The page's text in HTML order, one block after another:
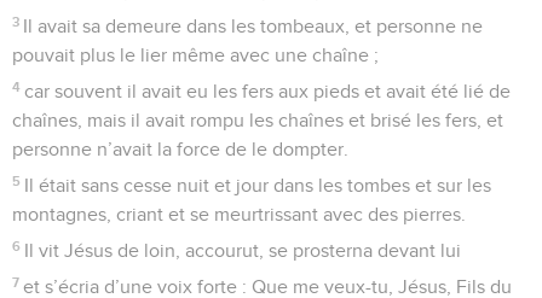
3 Il avait sa demeure dans les tombeaux, et personne ne
pouvait plus le lier même avec une chaîne ;
4 car souvent il avait eu les fers aux pieds et avait été lié de
chaînes, mais il avait rompu les chaînes et brisé les fers, et
personne n’avait la force de le dompter.
5 Il était sans cesse nuit et jour dans les tombes et sur les
montagnes, criant et se meurtrissant avec des pierres.
6 Il vit Jésus de loin, accourut, se prosterna devant lui
7 et s’écria d’une voix forte : Que me veux-tu, Jésus, Fils du